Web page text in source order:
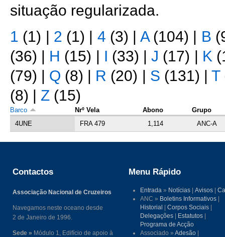
situação regularizada.
1 (1) | 2 (1) | 4 (3) | A(104) | B
(36) | H (15) | I (33) |J (17) | K
(79) | Q (8) | R (20) | S (131) | T
(8) | Z (15)
Barco Nrº Vela Abono
Grupo
4UNE
FRA 479 1,114 ANC-A
Contactos
Associação Nacional de Cruzeiros
Navegamos neste oceano desde
2 de Janeiro de 1996.
Sede » Módulo 1, Edifício de apoio à
Menu Rápido
Entrada » Notícias |Avisos |
ANC » Boletins Informativos |
Historial |Corpos Sociais |
Delegações | Estatutos |
Programa de Acção
Associado »Adesão |